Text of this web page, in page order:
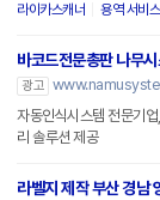
라이카스캐너 용역 서비스
바코드전문총판 나무
광고
자동인식시스템 전문기
리 솔루션 제공
라벨지 제작 부산 경남